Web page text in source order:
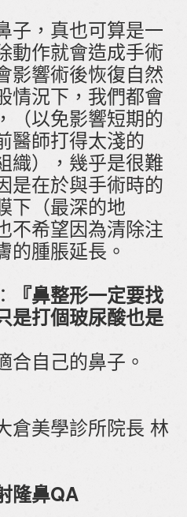
子，真也可算是一
動作就會造成手術
影響術後恢復自然
情況下，我們都會
（以免影響短期的
醫師打得太淺的
織），幾乎是很難
是在於與手術時的
下（最深的地
不希望因為清除注
的腫脹延長。
『鼻整形一定要找
是打個玻尿酸也是
合自己的鼻子。
學診所院長 林
隆鼻QA